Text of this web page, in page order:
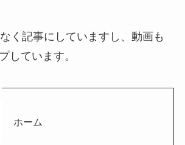
く記事にしていますし、動画も
しています。
ホーム